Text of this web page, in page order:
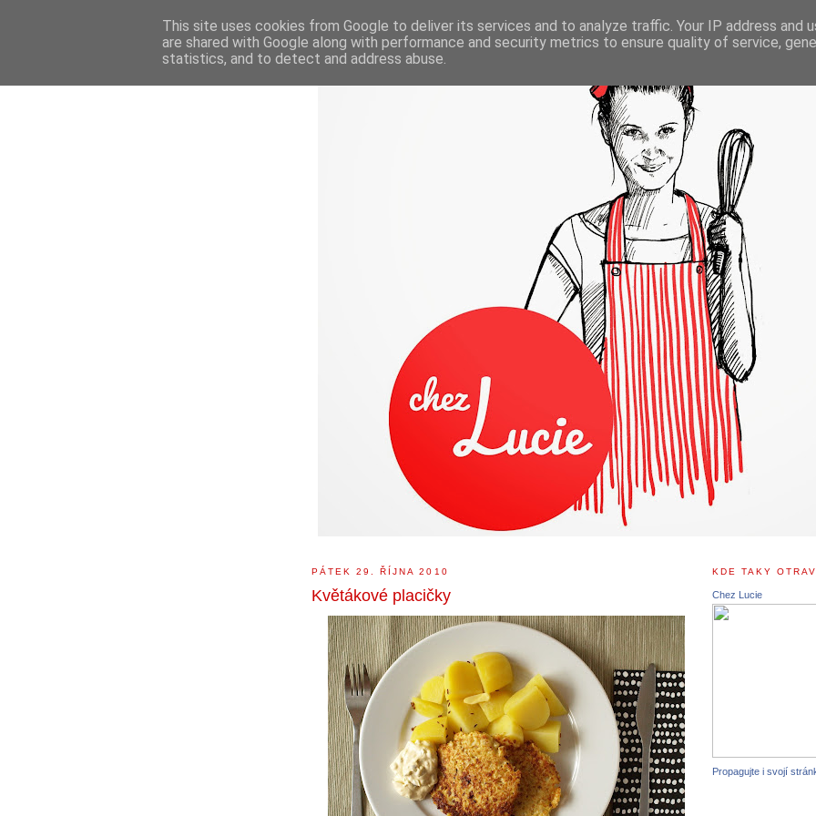
PÁTEK 29. ŘÍJNA 2010
Květákové placičky
KDE TAKY
Chez Lucie
Propagujte i svojí
This site uses cookies from Google to deliver its services and to analyze traffic. Your IP address and
are shared with Google along with performance and security metrics to ensure quality of service,
statistics, and to detect and address abuse.